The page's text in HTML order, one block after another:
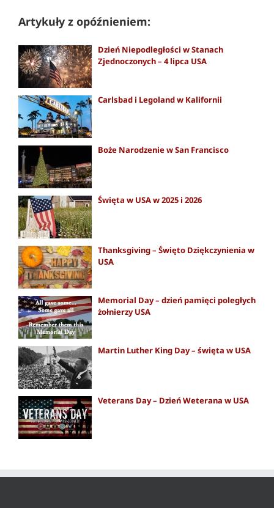
Artykuły z opóźnieniem:
Dzień Niepodległości w Stanach
Zjednoczonych – 4 lipca USA
Carlsbad i Legoland w Kalifornii
Boże Narodzenie w San Francisco
Święta w USA w 2025 i 2026
Thanksgiving – Święto Dziękczynienia w
USA
Memorial Day – dzień pamięci poległych
żołnierzy USA
Martin Luther King Day – święta w USA
Veterans Day – Dzień Weterana w USA